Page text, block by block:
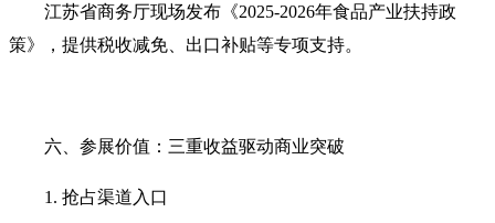
江苏省商务厅现场发布《2025-2026年食品产业扶持政
策》，提供税收减免、出口补贴等专项支持。
六、参展价值：三重收益驱动商业突破‌
1. 抢占渠道入口‌